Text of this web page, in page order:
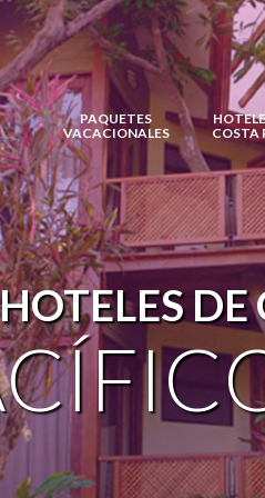
PAQUETES
VACACIONALES
COSTA
DE